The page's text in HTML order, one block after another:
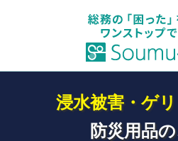
浸水被害・ゲ
防災用品